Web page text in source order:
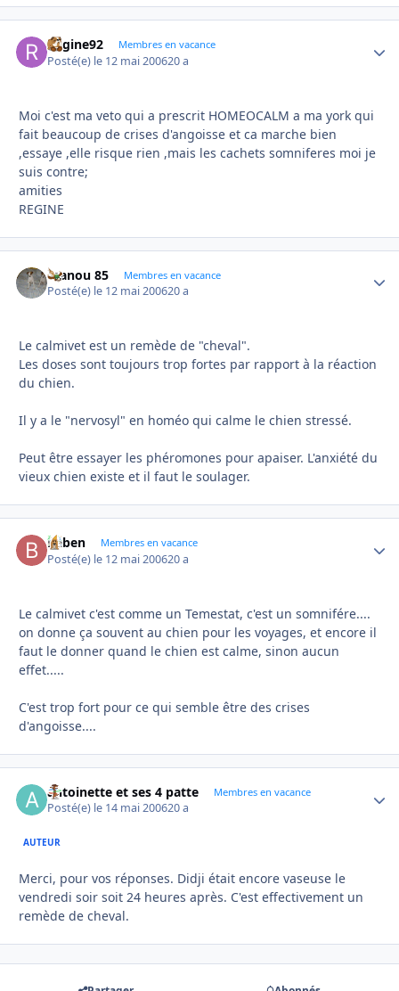
Regine92 Membres en vacance
Posté(e) le 12 mai 200620 a
Moi c'est ma veto qui a prescrit HOMEOCALM a ma york qui
fait beaucoup de crises d'angoisse et ca marche bien
,essaye ,elle risque rien ,mais les cachets somniferes moi je
suis contre;
amities
REGINE
manou 85 Membres en vacance
Posté(e) le 12 mai 200620 a
Le calmivet est un remède de "cheval".
Les doses sont toujours trop fortes par rapport à la réaction
du chien.
Il y a le "nervosyl" en homéo qui calme le chien stressé.
Peut être essayer les phéromones pour apaiser. L'anxiété du
vieux chien existe et il faut le soulager.
baben Membres en vacance
Posté(e) le 12 mai 200620 a
Le calmivet c'est comme un Temestat, c'est un somnifére....
on donne ça souvent au chien pour les voyages, et encore il
faut le donner quand le chien est calme, sinon aucun
effet.....
C'est trop fort pour ce qui semble être des crises
d'angoisse....
antoinette et ses 4 patte Membres en vacance
Posté(e) le 14 mai 200620 a
AUTEUR
Merci, pour vos réponses. Didji était encore vaseuse le
vendredi soir soit 24 heures après. C'est effectivement un
remède de cheval.